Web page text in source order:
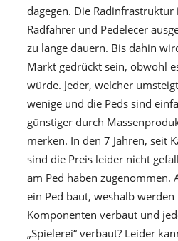
dagegen. Die
Radfahrer und Pedelecer
zu lange dauern. Bis dahin
Markt gedrückt sein, obwohl
würde. Jeder, welcher
wenige und die Peds sind
günstiger durch
merken. In den 7 Jahren, seit
sind die Preis leider nicht
am Ped haben zugenommen.
ein Ped baut, weshalb
Komponenten verbaut und
„Spielerei“ verbaut? Leider